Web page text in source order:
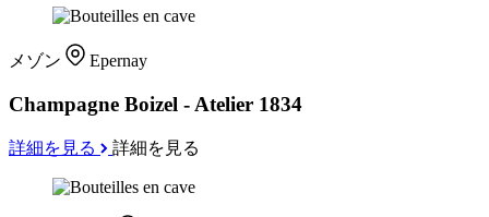
メゾン Epernay
Champagne Boizel - Atelier 1834
詳細を見る 詳細を見る